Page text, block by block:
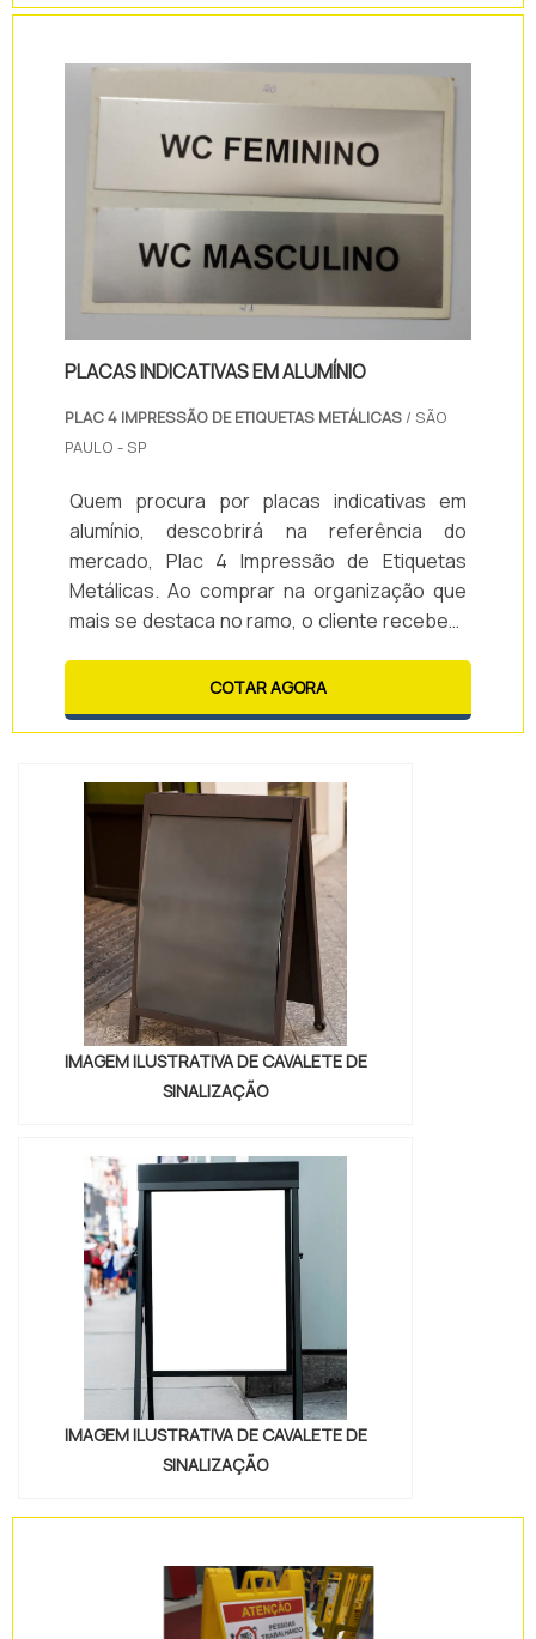
SOBRE PLACAS PERSONALIZADAS DE
personalizadas de alumínio em uma empresa
comprometida co...
PLACAS INDICATIVAS EM ALUMÍNIO
PLAC 4 IMPRESSÃO DE ETIQUETAS METÁLICAS / SÃO
PAULO - SP
Quem procura por placas indicativas em
alumínio, descobrirá na referência do
mercado, Plac 4 Impressão de Etiquetas
Metálicas. Ao comprar na organização que
mais se destaca no ramo, o cliente receberá
garantia de adquirir produtos que solucionem
qualquer demanda.Quando a temática é
placas indicativas em alumínio, com a Plac 4
encontrará precisão e as melhor...
COTAR AGORA
IMAGEM ILUSTRATIVA DE CAVALETE DE
SINALIZAÇÃO
IMAGEM ILUSTRATIVA DE CAVALETE DE
SINALIZAÇÃO